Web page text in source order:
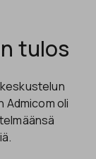
tulos
oli